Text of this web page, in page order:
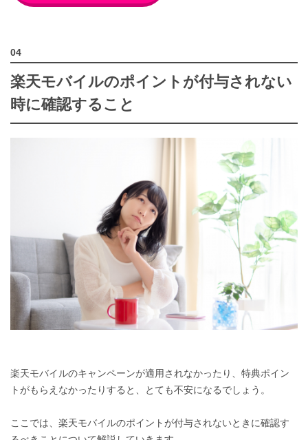
楽天モバイルのポイントが付与されない
時に確認すること
楽天モバイルのキャンペーンが適用されなかったり、特典ポイン
トがもらえなかったりすると、とても不安になるでしょう。
ここでは、楽天モバイルのポイントが付与されないときに確認す